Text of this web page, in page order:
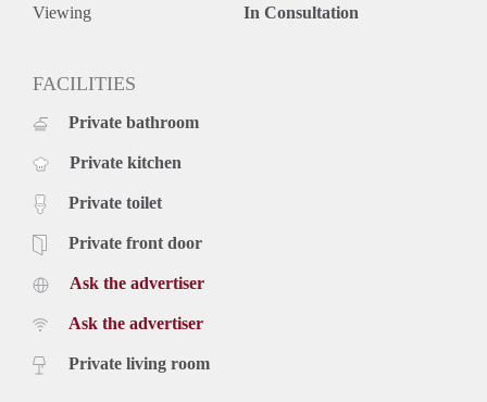
De woning wordt gestoffeerd aangeboden (deels
Huurprijs is exclusief €150,- servicekosten (servicekosten
gas/elektra, tv/internet en gebruikerslasten;
Viewing In Consultation
FACILITIES
Private bathroom
Private kitchen
Private toilet
Private front door
Ask the advertiser
Ask the advertiser
Private living room